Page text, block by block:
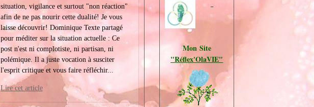
situation, vigilance et surtout "non réaction"
afin de ne pas nourir cette dualité! Je vous
laisse découvrir! Dominique Texte partagé
pour méditer sur la situation actuelle : Ce
post n'est ni complotiste, ni partisan, ni
polémique. Il a juste vocation à susciter
l'esprit critique et vous faire réfléchir...
Lire cet article
Mon Site
"Réflex'OlaVIE"